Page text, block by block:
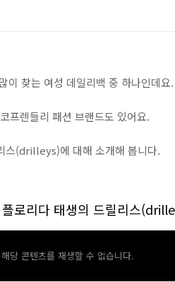
이 찾는 여성 데일리백 중 하나인데요.
프렌들리 패션 브랜드도 있어요.
스(drilleys)에 대해 소개해 봅니다.
로리다 태생의 드릴리스
당 콘텐츠를 재생할 수 없습니다.